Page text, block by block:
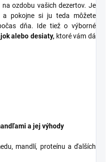
ozdobu vašich dezertov. Je
pokojne si ju teda môžete
dňa. Ide tiež o výborné
alebo desiaty, ktoré vám dá
a jej výhody
mandlí, proteínu a ďalších